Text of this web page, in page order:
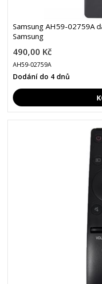
Samsung AH59-02759A
Samsung
490,00 Kč
AH59-02759A
Dodání do 4 dnů